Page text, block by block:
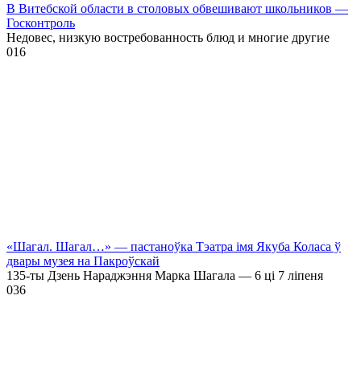
В Витебской области в столовых обвешивают школьников —
Госконтроль
Недовес, низкую востребованность блюд и многие другие
016
«Шагал. Шагал…» — пастаноўка Тэатра імя Якуба Коласа ў
двары музея на Пакроўскай
135-ты Дзень Нараджэння Марка Шагала — 6 ці 7 ліпеня
036